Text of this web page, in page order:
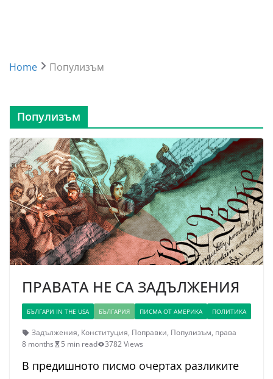
Home Популизъм
Популизъм
ПРАВАТА НЕ СА ЗАДЪЛЖЕНИЯ
БЪЛГАРИ IN THE USA БЪЛГАРИЯ ПИСМА ОТ АМЕРИКА ПОЛИТИКА
Задължения, Конституция, Поправки, Популизъм, права
8 months
5 min read 3782 Views
В предишното писмо очертах разликите